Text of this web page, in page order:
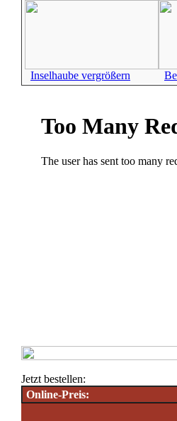
Inselhaube vergrößern
Jetzt bestellen:
Online-Preis: